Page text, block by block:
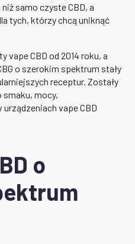
samo czyste CBD, a
tych, którzy chcą uniknąć
vape CBD od 2014 roku, a
o szerokim spektrum stały
receptur. Zostały
mocy,
vape CBD
o